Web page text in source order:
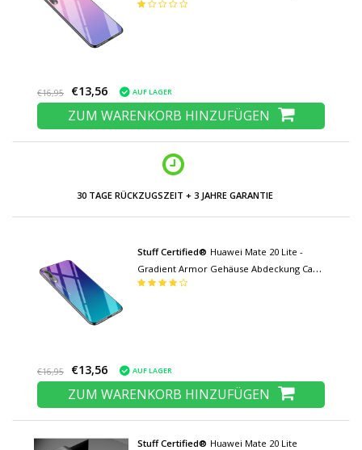
TPU Case Pink
€16,95 €13,56 AUF LAGER
ZUM WARENKORB HINZUFÜGEN
30 TAGE RÜCKZUGSZEIT + 3 JAHRE GARANTIE
Stuff Certified® Huawei Mate 20 Lite -
Gradient Armor Gehäuse Abdeckung Cas
TPU Gehäuse Blau
€16,95 €13,56 AUF LAGER
ZUM WARENKORB HINZUFÜGEN
Stuff Certified® Huawei Mate 20 Lite